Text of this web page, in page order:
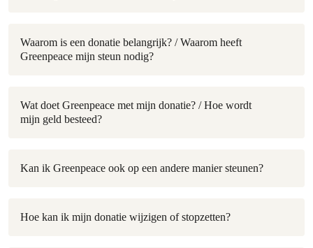
Waarom is een donatie belangrijk? / Waarom heeft
Greenpeace mijn steun nodig?
Wat doet Greenpeace met mijn donatie? / Hoe wordt
mijn geld besteed?
Kan ik Greenpeace ook op een andere manier steunen?
Hoe kan ik mijn donatie wijzigen of stopzetten?